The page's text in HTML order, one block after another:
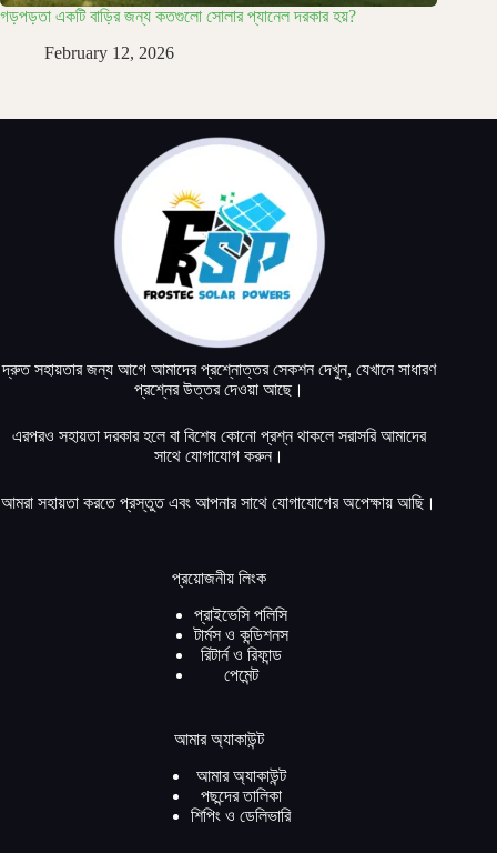
গড়পড়তা একটি বাড়ির জন্য কতগুলো সোলার প্যানেল দরকার হয়?
February 12, 2026
দ্রুত সহায়তার জন্য আগে আমাদের প্রশ্নোত্তর সেকশন দেখুন, যেখানে সাধারণ
প্রশ্নের উত্তর দেওয়া আছে।
এরপরও সহায়তা দরকার হলে বা বিশেষ কোনো প্রশ্ন থাকলে সরাসরি আমাদের
সাথে যোগাযোগ করুন।
আমরা সহায়তা করতে প্রস্তুত এবং আপনার সাথে যোগাযোগের অপেক্ষায় আছি।
প্রয়োজনীয় লিংক
প্রাইভেসি পলিসি
টার্মস ও কন্ডিশনস
রিটার্ন ও রিফান্ড
পেমেন্ট
আমার অ্যাকাউন্ট
আমার অ্যাকাউন্ট
পছন্দের তালিকা
শিপিং ও ডেলিভারি